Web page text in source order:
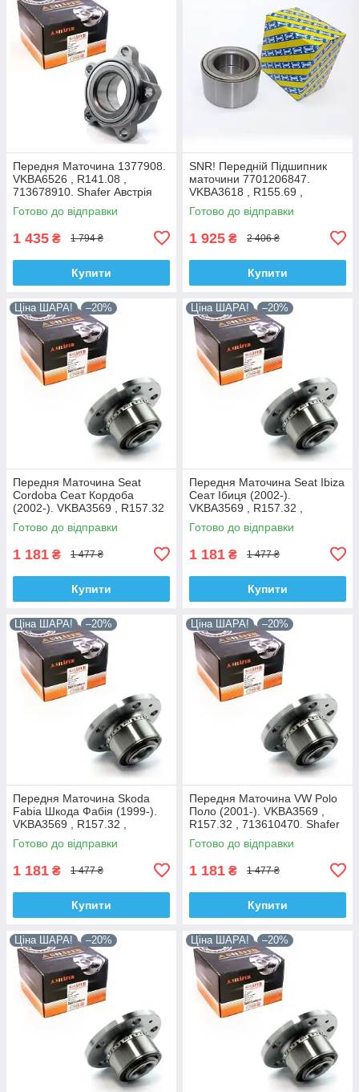
Передня Маточина 1377908.
VKBA6526 , R141.08 ,
713678910. Shafer Австрія
Готово до відправки
1 435 ₴ 1 794 ₴
Купити
SNR! Передній Підшипник
маточини 7701206847.
VKBA3618 , R155.69 ,
713644120. Франція!
Готово до відправки
1 925 ₴ 2 406 ₴
Купити
Ціна ШАРА! –20%
Передня Маточина Seat
Cordoba Сеат Кордоба
(2002-). VKBA3569 , R157.32
, 713610470. Shafer Австрія
Готово до відправки
1 181 ₴ 1 477 ₴
Купити
Ціна ШАРА! –20%
Передня Маточина Seat Ibiza
Сеат Ібиця (2002-).
VKBA3569 , R157.32 ,
713610470. Shafer Австрія
Готово до відправки
1 181 ₴ 1 477 ₴
Купити
Ціна ШАРА! –20%
Передня Маточина Skoda
Fabia Шкода Фабія (1999-).
VKBA3569 , R157.32 ,
713610470. Shafer Австрія
Готово до відправки
1 181 ₴ 1 477 ₴
Купити
Ціна ШАРА! –20%
Передня Маточина VW Polo
Поло (2001-). VKBA3569 ,
R157.32 , 713610470. Shafer
Австрія
Готово до відправки
1 181 ₴ 1 477 ₴
Купити
Ціна ШАРА! –20% Ціна ШАРА! –20%